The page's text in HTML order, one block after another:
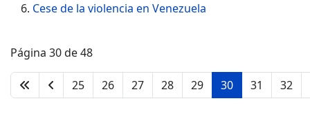
Cese de la violencia en Venezuela
Página 30 de 48
25 26 27 28 29 30 31 32